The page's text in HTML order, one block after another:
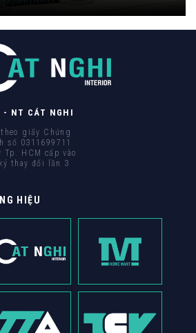
- NT CÁT NGHI
giấy Chứng
số 0311699711
Tp. HCM cấp vào
thay đổi lần 3
HIỆU
VẤN / BÁO GIÁ
nhanh nhất.
KHÁCH